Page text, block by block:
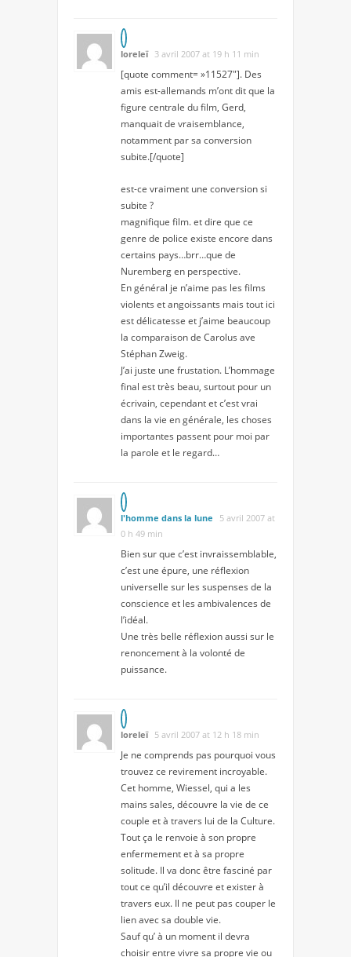
loreleï 3 avril 2007 at 19 h 11 min
[quote comment= »11527″]. Des
amis est-allemands m’ont dit que la
figure centrale du film, Gerd,
manquait de vraisemblance,
notamment par sa conversion
subite.[/quote]
est-ce vraiment une conversion si
subite ?
magnifique film. et dire que ce
genre de police existe encore dans
certains pays…brr…que de
Nuremberg en perspective.
En général je n’aime pas les films
violents et angoissants mais tout ici
est délicatesse et j’aime beaucoup
la comparaison de Carolus ave
Stéphan Zweig.
J’ai juste une frustation. L’hommage
final est très beau, surtout pour un
écrivain, cependant et c’est vrai
dans la vie en générale, les choses
importantes passent pour moi par
la parole et le regard…
l'homme dans la lune
5 avril 2007 at
0 h 49 min
Bien sur que c’est invraissemblable,
c’est une épure, une réflexion
universelle sur les suspenses de la
conscience et les ambivalences de
l’idéal.
Une très belle réflexion aussi sur le
renoncement à la volonté de
puissance.
loreleï 5 avril 2007 at 12 h 18 min
Je ne comprends pas pourquoi vous
trouvez ce revirement incroyable.
Cet homme, Wiessel, qui a les
mains sales, découvre la vie de ce
couple et à travers lui de la Culture.
Tout ça le renvoie à son propre
enfermement et à sa propre
solitude. Il va donc être fasciné par
tout ce qu’il découvre et exister à
travers eux. Il ne peut pas couper le
lien avec sa double vie.
Sauf qu’ à un moment il devra
choisir entre vivre sa propre vie ou